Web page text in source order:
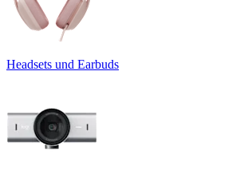
Headsets und Earbuds